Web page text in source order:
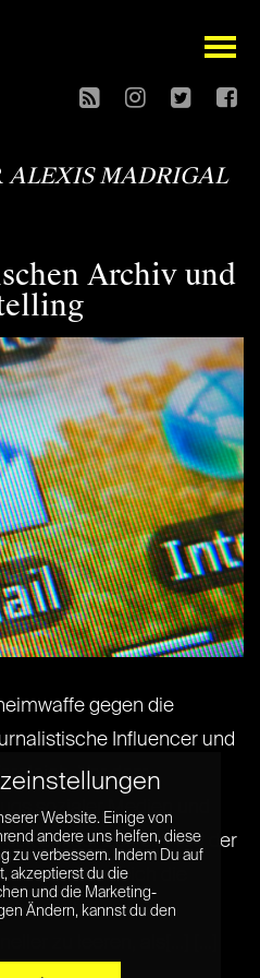
open
ALEXIS MADRIGAL
Archiv und
gegen die
Influencer und
Vor dem
sozialer Medien und
einiger Zeit der Tod der
bemühen sich die
mit diversen
zu leeren, als[...] [...]
Website. Einige von
andere uns helfen, diese
zu verbessern. Indem Du auf
akzeptierst du die
und die Marketing-
Ändern, kannst du den